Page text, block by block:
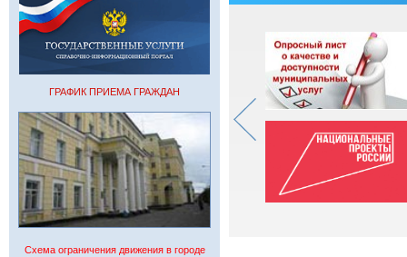
ГРАФИК ПРИЕМА ГРАЖДАН
Схема ограничения движения в городе